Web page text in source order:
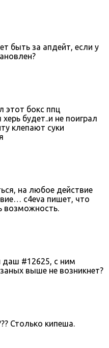
быть за апдейт, если у
этот бокс ппц
будет..и не поиграл
клепают суки
на любое действие
c4eva пишет, что
возможность.
даш #12625, с ним
выше не возникнет?
Столько кипеша.